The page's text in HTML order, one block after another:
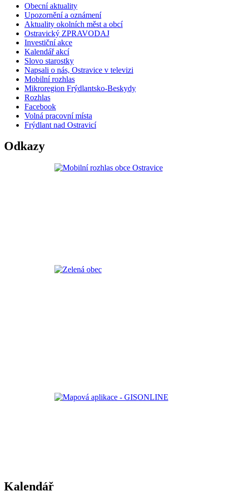
Obecní aktuality
Upozornění a oznámení
Aktuality okolních měst a obcí
Ostravický ZPRAVODAJ
Investiční akce
Kalendář akcí
Slovo starostky
Napsali o nás, Ostravice v televizi
Mobilní rozhlas
Mikroregion Frýdlantsko-Beskydy
Rozhlas
Facebook
Volná pracovní místa
Frýdlant nad Ostravicí
Odkazy
Kalendář